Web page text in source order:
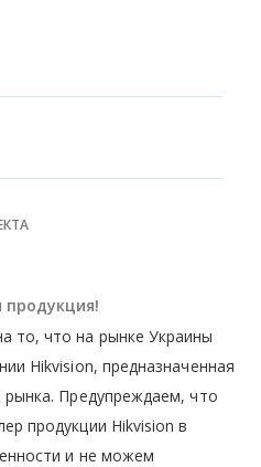
то, что на рынке Украины
Hikvision, предназначенная
рынка. Предупреждаем, что
продукции Hikvision в
и не можем